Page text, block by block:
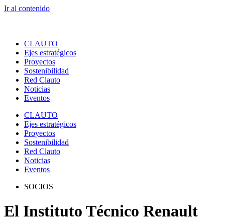
Ir al contenido
CLAUTO
Ejes estratégicos
Proyectos
Sostenibilidad
Red Clauto
Noticias
Eventos
CLAUTO
Ejes estratégicos
Proyectos
Sostenibilidad
Red Clauto
Noticias
Eventos
SOCIOS
El Instituto Técnico Renault